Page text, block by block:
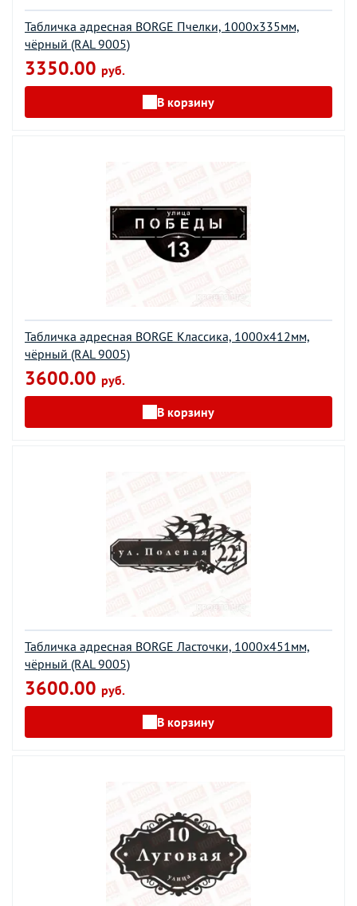
Табличка адресная BORGE Пчелки, 1000x335мм,
чёрный (RAL 9005)
3350.00 руб.
В корзину
Табличка адресная BORGE Классика, 1000x412мм,
чёрный (RAL 9005)
3600.00 руб.
В корзину
Табличка адресная BORGE Ласточки, 1000x451мм,
чёрный (RAL 9005)
3600.00 руб.
В корзину